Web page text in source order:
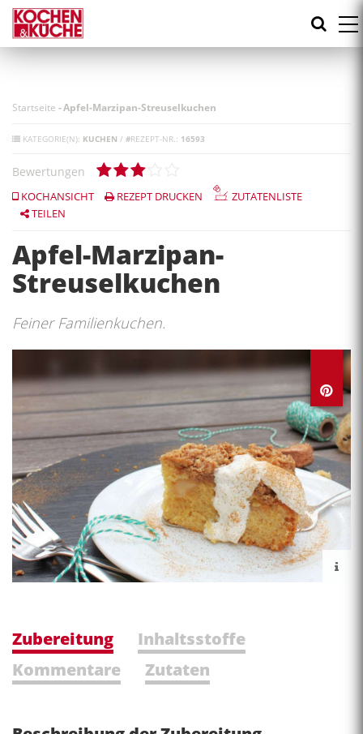
Direkt
zum
Inhalt
Startseite -Apfel-Marzipan-Streuselkuchen
KATEGORIE(N): KUCHEN / #REZEPT-NR.: 16593
Bewertungen
KOCHANSICHT REZEPT DRUCKEN
ZUTATENLISTE
TEILEN
Apfel-Marzipan-
Streuselkuchen
Feiner Familienkuchen.
Zubereitung
Inhaltsstoffe
Kommentare
Zutaten